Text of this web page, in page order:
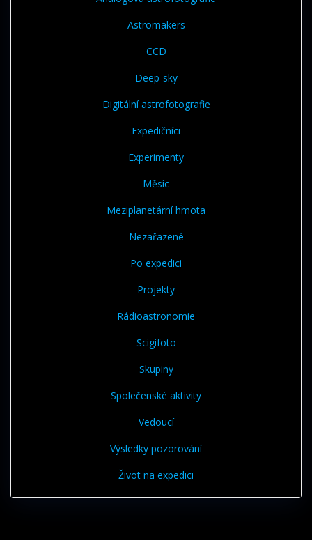
Astromakers
CCD
Deep-sky
Digitální astrofotografie
Expedičníci
Experimenty
Měsíc
Meziplanetární hmota
Nezařazené
Po expedici
Projekty
Rádioastronomie
Scigifoto
Skupiny
Společenské aktivity
Vedoucí
Výsledky pozorování
Život na expedici